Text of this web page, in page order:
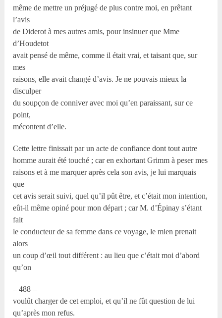
même de mettre un préjugé de plus contre moi, en prêtant
l’avis
de Diderot à mes autres amis, pour insinuer que Mme
d’Houdetot
avait pensé de même, comme il était vrai, et taisant que, sur
mes
raisons, elle avait changé d’avis. Je ne pouvais mieux la
disculper
du soupçon de conniver avec moi qu’en paraissant, sur ce
point,
mécontent d’elle.
Cette lettre finissait par un acte de confiance dont tout autre
homme aurait été touché ; car en exhortant Grimm à peser mes
raisons et à me marquer après cela son avis, je lui marquais
que
cet avis serait suivi, quel qu’il pût être, et c’était mon intention,
eût-il même opiné pour mon départ ; car M. d’Épinay s’étant
fait
le conducteur de sa femme dans ce voyage, le mien prenait
alors
un coup d’œil tout différent : au lieu que c’était moi d’abord
qu’on
– 488 –
voulût charger de cet emploi, et qu’il ne fût question de lui
qu’après mon refus.